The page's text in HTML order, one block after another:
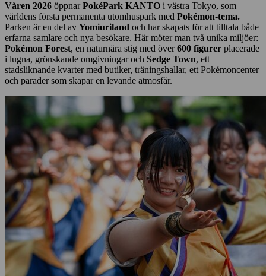
Våren 2026 öppnarPokéPark KANTO i västra Tokyo, som
världens första permanenta utomhuspark med Pokémon-tema.
Parken är en del av Yomiuriland och har skapats för att tilltala både
erfarna samlare och nya besökare. Här möter man två unika miljöer:
Pokémon Forest, en naturnära stig med över600 figurer placerade
i lugna, grönskande omgivningar och Sedge Town, ett
stadsliknande kvarter med butiker, träningshallar, ett Pokémoncenter
och parader som skapar en levande atmosfär.